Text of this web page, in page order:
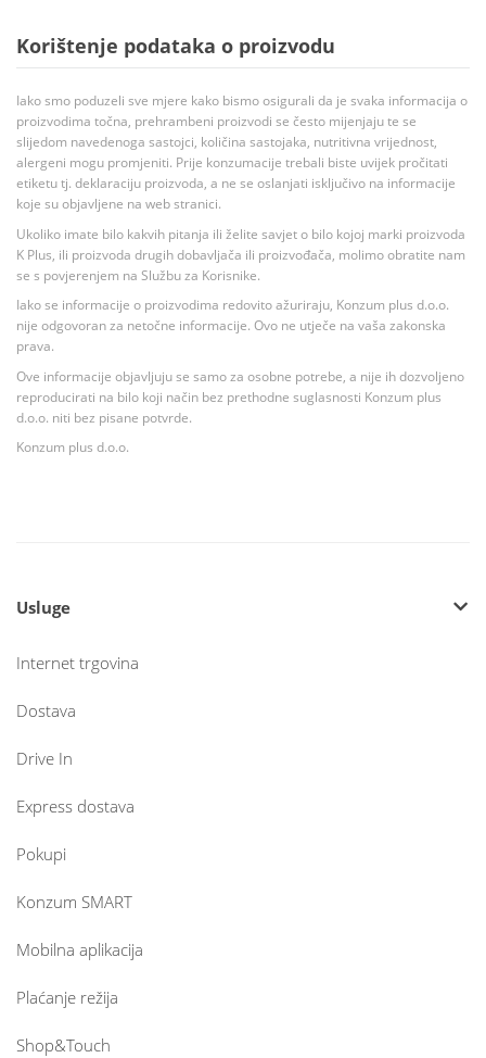
Korištenje podataka o proizvodu
Iako smo poduzeli sve mjere kako bismo osigurali da je svaka informacija o
proizvodima točna, prehrambeni proizvodi se često mijenjaju te se
slijedom navedenoga sastojci, količina sastojaka, nutritivna vrijednost,
alergeni mogu promjeniti. Prije konzumacije trebali biste uvijek pročitati
etiketu tj. deklaraciju proizvoda, a ne se oslanjati isključivo na informacije
koje su objavljene na web stranici.
Ukoliko imate bilo kakvih pitanja ili želite savjet o bilo kojoj marki proizvoda
K Plus, ili proizvoda drugih dobavljača ili proizvođača, molimo obratite nam
se s povjerenjem na Službu za Korisnike.
Iako se informacije o proizvodima redovito ažuriraju, Konzum plus d.o.o.
nije odgovoran za netočne informacije. Ovo ne utječe na vaša zakonska
prava.
Ove informacije objavljuju se samo za osobne potrebe, a nije ih dozvoljeno
reproducirati na bilo koji način bez prethodne suglasnosti Konzum plus
d.o.o. niti bez pisane potvrde.
Konzum plus d.o.o.
Usluge
Internet trgovina
Dostava
Drive In
Express dostava
Pokupi
Konzum SMART
Mobilna aplikacija
Plaćanje režija
Shop&Touch